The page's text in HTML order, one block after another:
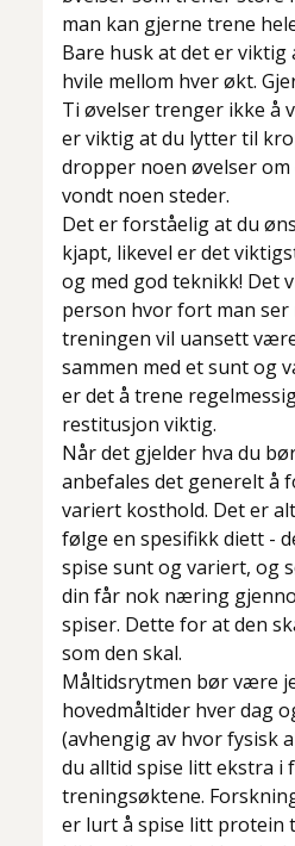
man kan gjerne trene
Bare husk at det er
hvile mellom hver økt.
Ti øvelser trenger ikke å
er viktig at du lytter til
dropper noen øvelser
vondt noen steder.
Det er forståelig at du
kjapt, likevel er det
og med god teknikk! Det
person hvor fort man
treningen vil uansett
sammen med et sunt og
er det å trene
restitusjon viktig.
Når det gjelder hva du
anbefales det generelt å
variert kosthold. Det er
følge en spesifikk diett -
spise sunt og variert, og
din får nok næring
spiser. Dette for at den
som den skal.
Måltidsrytmen bør være
hovedmåltider hver dag
(avhengig av hvor fysisk
du alltid spise litt ekstra i
treningsøktene.
er lurt å spise litt protein